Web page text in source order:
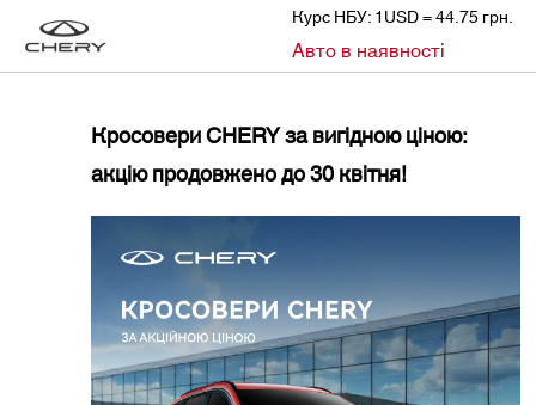
Курс НБУ: 1USD = 44.75 грн.
Авто в наявності
CHERY КРОСОВЕРИ CHERY ЗА ВИГІДНОЮ ЦІНОЮ: АКЦІЮ ПРОДОВЖЕНО ДО 30 КВІТНЯ!
КросовериCHERYза вигідною ціною:
акцію продовжено до 30 квітня!